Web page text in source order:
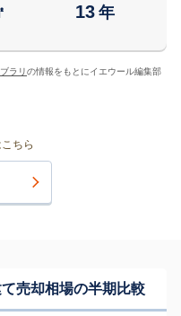
13 年
ラリの情報をもとにイエウール編集部
ちら
売却相場の半期比較